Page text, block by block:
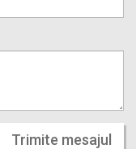
Trimite mesajul